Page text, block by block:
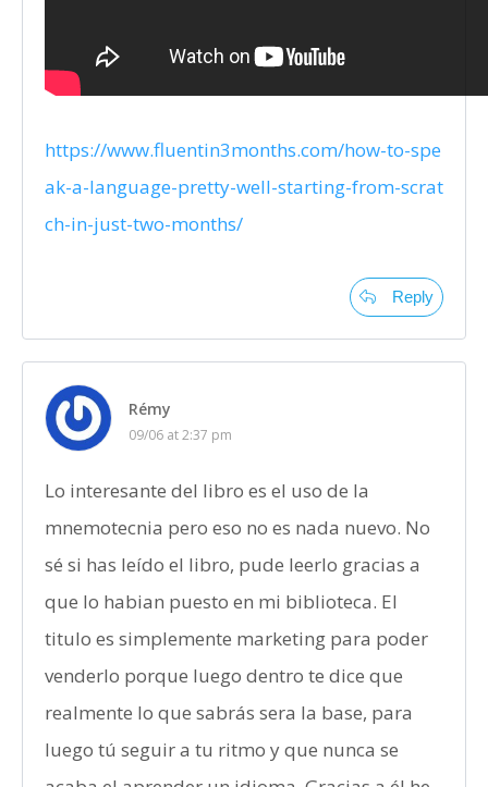
https://www.fluentin3months.com/how-to-spe
ak-a-language-pretty-well-starting-from-scrat
ch-in-just-two-months/
Reply
Rémy
09/06 at 2:37 pm
Lo interesante del libro es el uso de la
mnemotecnia pero eso no es nada nuevo. No
sé si has leído el libro, pude leerlo gracias a
que lo habian puesto en mi biblioteca. El
titulo es simplemente marketing para poder
venderlo porque luego dentro te dice que
realmente lo que sabrás sera la base, para
luego tú seguir a tu ritmo y que nunca se